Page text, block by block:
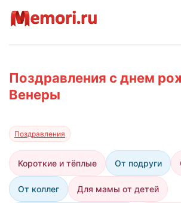
Поздравления с днем
Венеры
Поздравления
Короткие и тёплые От подруги
От коллег Для мамы от детей